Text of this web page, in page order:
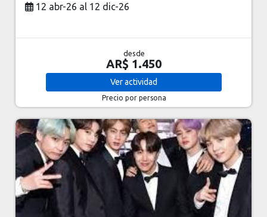
12 abr-26 al 12 dic-26
desde
AR$ 1.450
Veractividad
Precio por persona